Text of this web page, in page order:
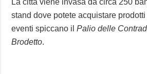
stand dove potete acquistare
eventi spiccano ilPalio delle
Brodetto.